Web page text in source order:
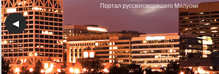
Портал русскоговорящего Милуоки
◀ ▶